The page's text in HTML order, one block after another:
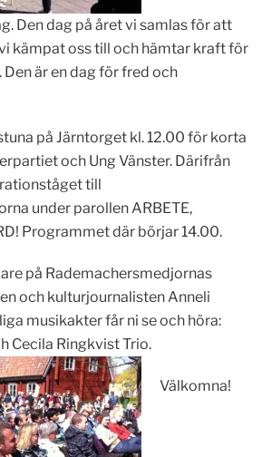
Den dag på året vi samlas för att
kämpat oss till och hämtar kraft för
Den är en dag för fred och
på Järntorget kl. 12.00 för korta
och Ung Vänster. Därifrån
till
under parollen ARBETE,
Programmet där börjar 14.00.
på Rademachersmedjornas
och kulturjournalisten Anneli
musikakter får ni se och höra:
Cecila Ringkvist Trio.
Välkomna!